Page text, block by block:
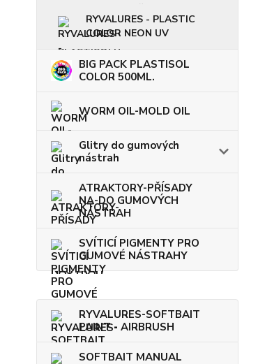
RYVALURES - PLASTIC
COLOR NEON UV
BIG PACK PLASTISOL
COLOR 500ML.
WORM OIL-MOLD OIL
Glitry do gumových
nástrah
ATRAKTORY-PŘÍSADY
NA-DO GUMOVÝCH
NÁSTRAH
SVÍTICÍ PIGMENTY PRO
GUMOVÉ NÁSTRAHY
RYVALURES-SOFTBAIT
PAINT - AIRBRUSH
SOFTBAIT MANUAL